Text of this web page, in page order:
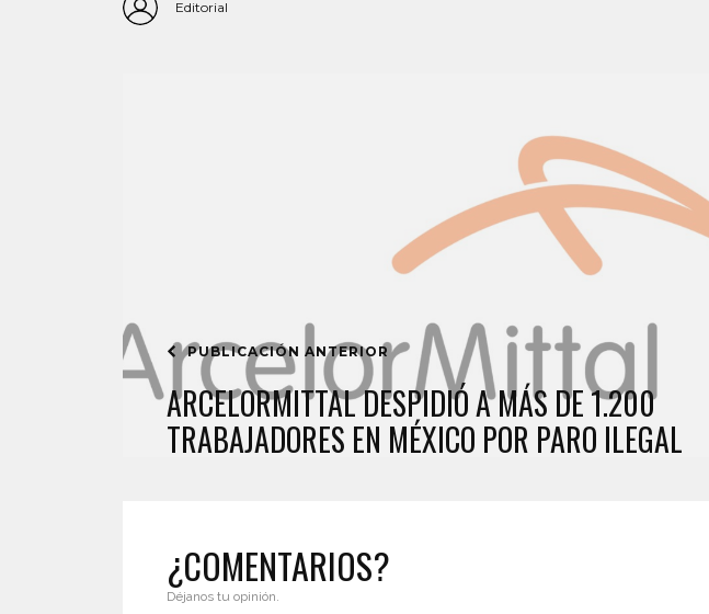
Editorial
PUBLICACIÓN ANTERIOR
ARCELORMITTAL DESPIDIÓ A MÁS DE 1.200
TRABAJADORES EN MÉXICO POR PARO ILEGAL
¿COMENTARIOS?
Déjanos tu opinión.